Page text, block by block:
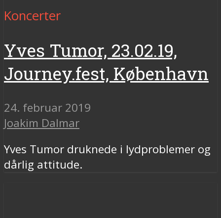
Koncerter
Yves Tumor, 23.02.19,
Journey.fest, København
24. februar 2019
Joakim Dalmar
Yves Tumor druknede i lydproblemer og
dårlig attitude.